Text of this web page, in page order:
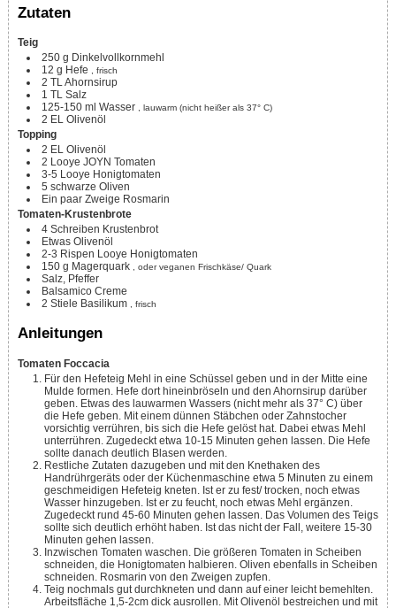
Zutaten
Teig
250 g Dinkelvollkornmehl
12 g Hefe , frisch
2 TLAhornsirup
1 TL Salz
125-150 ml Wasser , lauwarm (nicht heißer als 37° C)
2 EL Olivenöl
Topping
2 EL Olivenöl
2 Looye JOYN Tomaten
3-5 Looye Honigtomaten
5 schwarze Oliven
Ein paar Zweige Rosmarin
Tomaten-Krustenbrote
4 Schreiben Krustenbrot
Etwas Olivenöl
2-3 Rispen Looye Honigtomaten
150 g Magerquark , oder veganen Frischkäse/ Quark
Salz, Pfeffer
Balsamico Creme
2 Stiele Basilikum , frisch
Anleitungen
Tomaten Foccacia
Für den Hefeteig Mehl in eine Schüssel geben und in der Mitte eine
Mulde formen. Hefe dort hineinbröseln und den Ahornsirup darüber
geben. Etwas des lauwarmen Wassers (nicht mehr als 37° C) über
die Hefe geben. Mit einem dünnen Stäbchen oder Zahnstocher
vorsichtig verrühren, bis sich die Hefe gelöst hat. Dabei etwas Mehl
unterrühren. Zugedeckt etwa 10-15 Minuten gehen lassen. Die Hefe
sollte danach deutlich Blasen werden.
Restliche Zutaten dazugeben und mit den Knethaken des
Handrührgeräts oder der Küchenmaschine etwa 5 Minuten zu einem
geschmeidigen Hefeteig kneten. Ist er zu fest/ trocken, noch etwas
Wasser hinzugeben. Ist er zu feucht, noch etwas Mehl ergänzen.
Zugedeckt rund 45-60 Minuten gehen lassen. Das Volumen des Teigs
sollte sich deutlich erhöht haben. Ist das nicht der Fall, weitere 15-30
Minuten gehen lassen.
schneiden, die Honigtomaten halbieren. Oliven ebenfalls in Scheiben
schneiden. Rosmarin von den Zweigen zupfen.
Teig nochmals gut durchkneten und dann auf einer leicht bemehlten.
Arbeitsfläche 1,5-2cm dick ausrollen. Mit Olivenöl bestreichen und mit